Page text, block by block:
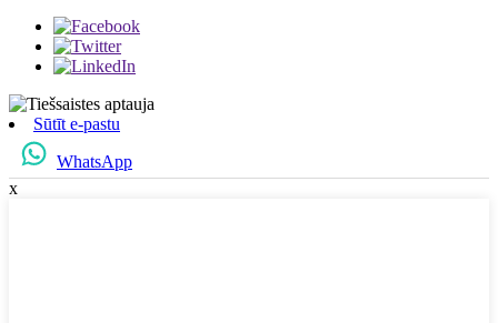
Sūtīt e-pastu
WhatsApp
x